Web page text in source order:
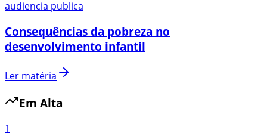
audiencia publica
Consequências da pobreza no
desenvolvimento infantil
Ler matéria
Em Alta
1